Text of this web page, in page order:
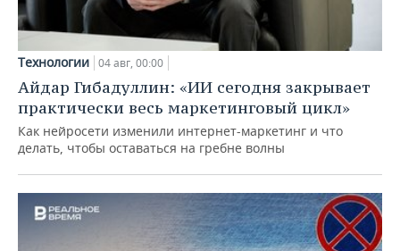
Технологии 04 авг, 00:00
Айдар Гибадуллин: «ИИ сегодня закрывает
практически весь маркетинговый цикл»
Как нейросети изменили интернет-маркетинг и что
делать, чтобы оставаться на гребне волны